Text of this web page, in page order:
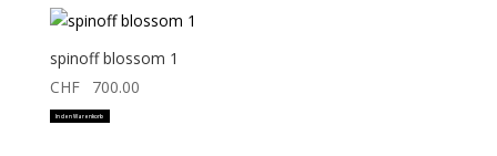
spinoff blossom 1
CHF
700.00
In den Warenkorb